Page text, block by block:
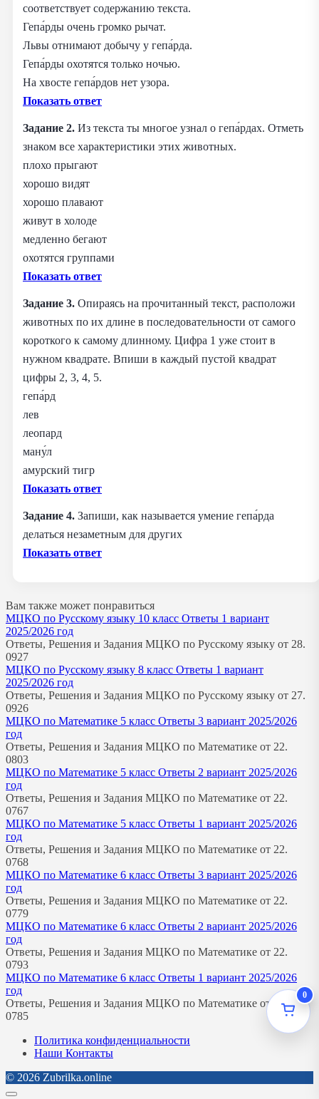
соответствует содержанию текста.
Гепа́рды очень громко рычат.
Львы отнимают добычу у гепа́рда.
Гепа́рды охотятся только ночью.
На хвосте гепа́рдов нет узора.
Показать ответ
Задание 2. Из текста ты многое узнал о гепа́рдах. Отметь
знаком все характеристики этих животных.
плохо прыгают
хорошо видят
хорошо плавают
живут в холоде
медленно бегают
охотятся группами
Показать ответ
Задание 3. Опираясь на прочитанный текст, расположи
животных по их длине в последовательности от самого
короткого к самому длинному. Цифра 1 уже стоит в
нужном квадрате. Впиши в каждый пустой квадрат
цифры 2, 3, 4, 5.
гепа́рд
лев
леопард
ману́л
амурский тигр
Показать ответ
Задание 4. Запиши, как называется умение гепа́рда
делаться незаметным для других
Показать ответ
Вам также может понравиться
МЦКО по Русскому языку 10 класс Ответы 1 вариант
2025/2026 год
Ответы, Решения и Задания МЦКО по Русскому языку от 28.
0927
МЦКО по Русскому языку 8 класс Ответы 1 вариант
2025/2026 год
Ответы, Решения и Задания МЦКО по Русскому языку от 27.
0926
МЦКО по Математике 5 класс Ответы 3 вариант 2025/2026
год
Ответы, Решения и Задания МЦКО по Математике от 22.
0803
МЦКО по Математике 5 класс Ответы 2 вариант 2025/2026
год
Ответы, Решения и Задания МЦКО по Математике от 22.
0767
МЦКО по Математике 5 класс Ответы 1 вариант 2025/2026
год
Ответы, Решения и Задания МЦКО по Математике от 22.
0768
МЦКО по Математике 6 класс Ответы 3 вариант 2025/2026
год
Ответы, Решения и Задания МЦКО по Математике от 22.
0779
МЦКО по Математике 6 класс Ответы 2 вариант 2025/2026
год
Ответы, Решения и Задания МЦКО по Математике от 22.
0793
МЦКО по Математике 6 класс Ответы 1 вариант 2025/2026
год
Ответы, Решения и Задания МЦКО по Математике от 22.
0785
Политика конфиденциальности
Наши Контакты
© 2026 Zubrilka.online
0